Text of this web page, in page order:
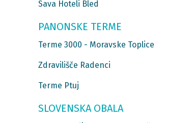
Sava Hoteli Bled
PANONSKE TERME
Terme 3000 - Moravske Toplice
Zdravilišče Radenci
Terme Ptuj
SLOVENSKA OBALA